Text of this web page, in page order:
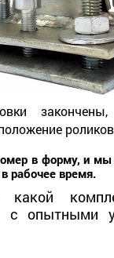
в форму, и
рабочее время.
с опытными